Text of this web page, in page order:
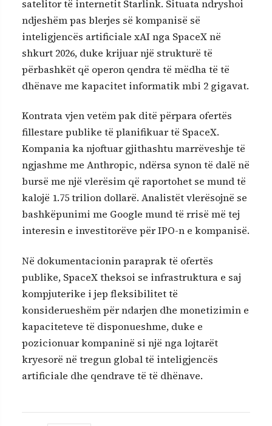
satelitor të internetit Starlink. Situata ndryshoi
ndjeshëm pas blerjes së kompanisë së
inteligjencës artificiale xAI nga SpaceX në
shkurt 2026, duke krijuar një strukturë të
përbashkët që operon qendra të mëdha të të
dhënave me kapacitet informatik mbi 2 gigavat.
Kontrata vjen vetëm pak ditë përpara ofertës
fillestare publike të planifikuar të SpaceX.
Kompania ka njoftuar gjithashtu marrëveshje të
ngjashme me Anthropic, ndërsa synon të dalë në
bursë me një vlerësim që raportohet se mund të
kalojë 1.75 trilion dollarë. Analistët vlerësojnë se
bashkëpunimi me Google mund të rrisë më tej
interesin e investitorëve për IPO-n e kompanisë.
Në dokumentacionin paraprak të ofertës
publike, SpaceX theksoi se infrastruktura e saj
kompjuterike i jep fleksibilitet të
konsiderueshëm për ndarjen dhe monetizimin e
kapaciteteve të disponueshme, duke e
pozicionuar kompaninë si një nga lojtarët
kryesorë në tregun global të inteligjencës
artificiale dhe qendrave të të dhënave.